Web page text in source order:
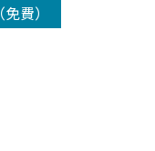
費）